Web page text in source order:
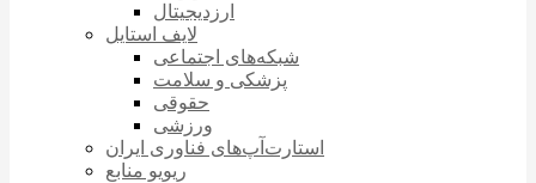
ارزدیجیتال
لایف استایل
شبکه‌های اجتماعی
پزشکی و سلامت
حقوقی
ورزشی
استارت‌آپ‌های فناوری ایران
ریویو منابع